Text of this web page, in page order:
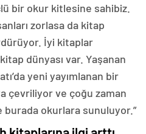
bir okur kitlesine sahibiz.
zorlasa da kitap
İyi kitaplar
dünyası var. Yaşanan
yeni yayımlanan bir
çevriliyor ve çoğu zaman
okurlara sunuluyor.”